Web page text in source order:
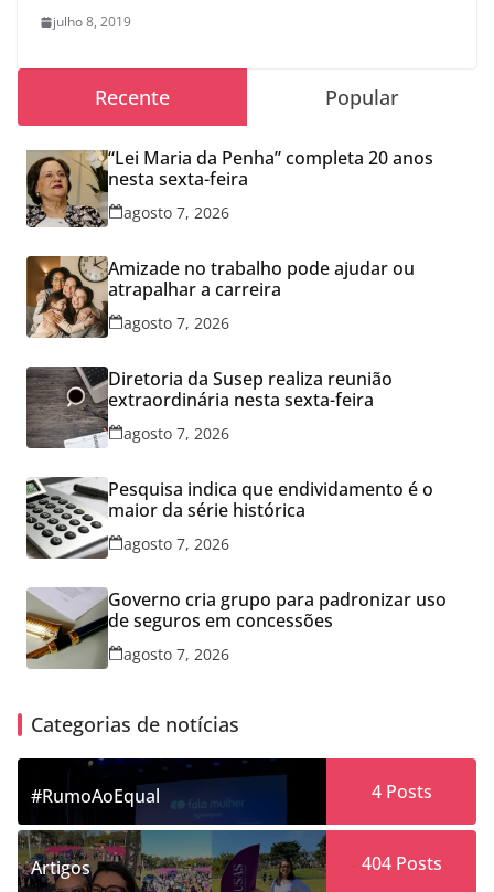
julho 8, 2019
Recente Popular
“Lei Maria da Penha” completa 20 anos
nesta sexta-feira
agosto 7, 2026
Amizade no trabalho pode ajudar ou
atrapalhar a carreira
agosto 7, 2026
Diretoria da Susep realiza reunião
extraordinária nesta sexta-feira
agosto 7, 2026
Pesquisa indica que endividamento é o
maior da série histórica
agosto 7, 2026
Governo cria grupo para padronizar uso
de seguros em concessões
agosto 7, 2026
Categorias de notícias
#RumoAoEqual 4Posts
Artigos 404Posts